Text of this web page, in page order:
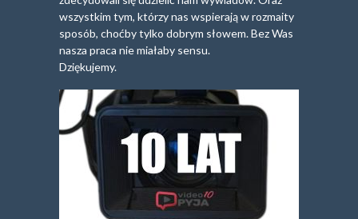
wszystkim tym, którzy nas wspierają w rozmaity
sposób, choćby tylko dobrym słowem. Bez Was
nasza praca nie miałaby sensu.
Dziękujemy.